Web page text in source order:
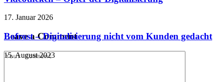
17. Januar 2026
Bofrost – Digitalisierung nicht vom Kunden gedacht
15. August 2023
Leave a Comment